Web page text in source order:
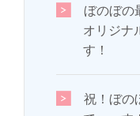
ぼのぼの
オリジナ
す！
祝！ぼの